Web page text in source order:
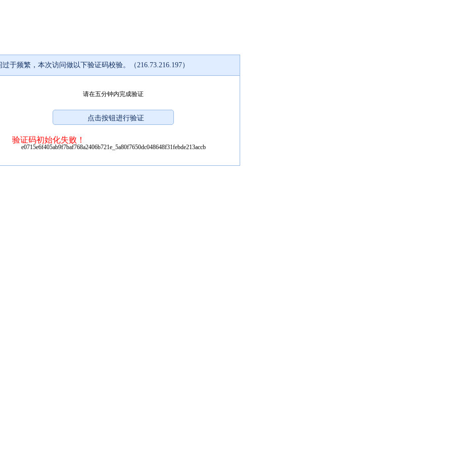
过于频繁，本次访问做以下验证码校验。（216.73.216.197）
请在五分钟内完成验证
验证码初始化失败！
e0715e6f405ab9f7baf768a2406b721e_5a80f7650dc048648f31febde213accb